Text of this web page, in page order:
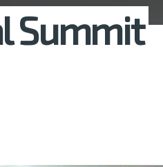
Summit